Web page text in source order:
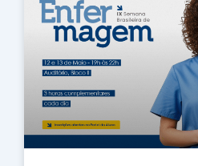
PáginaPágina